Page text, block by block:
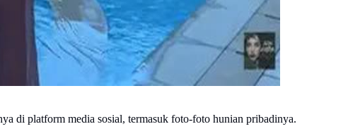
di platform media sosial, termasuk foto-foto hunian pribadinya.